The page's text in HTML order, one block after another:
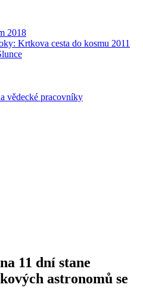
2018
Krtkova cesta do kosmu 2011
vědecké pracovníky
11 dní stane
astronomů se